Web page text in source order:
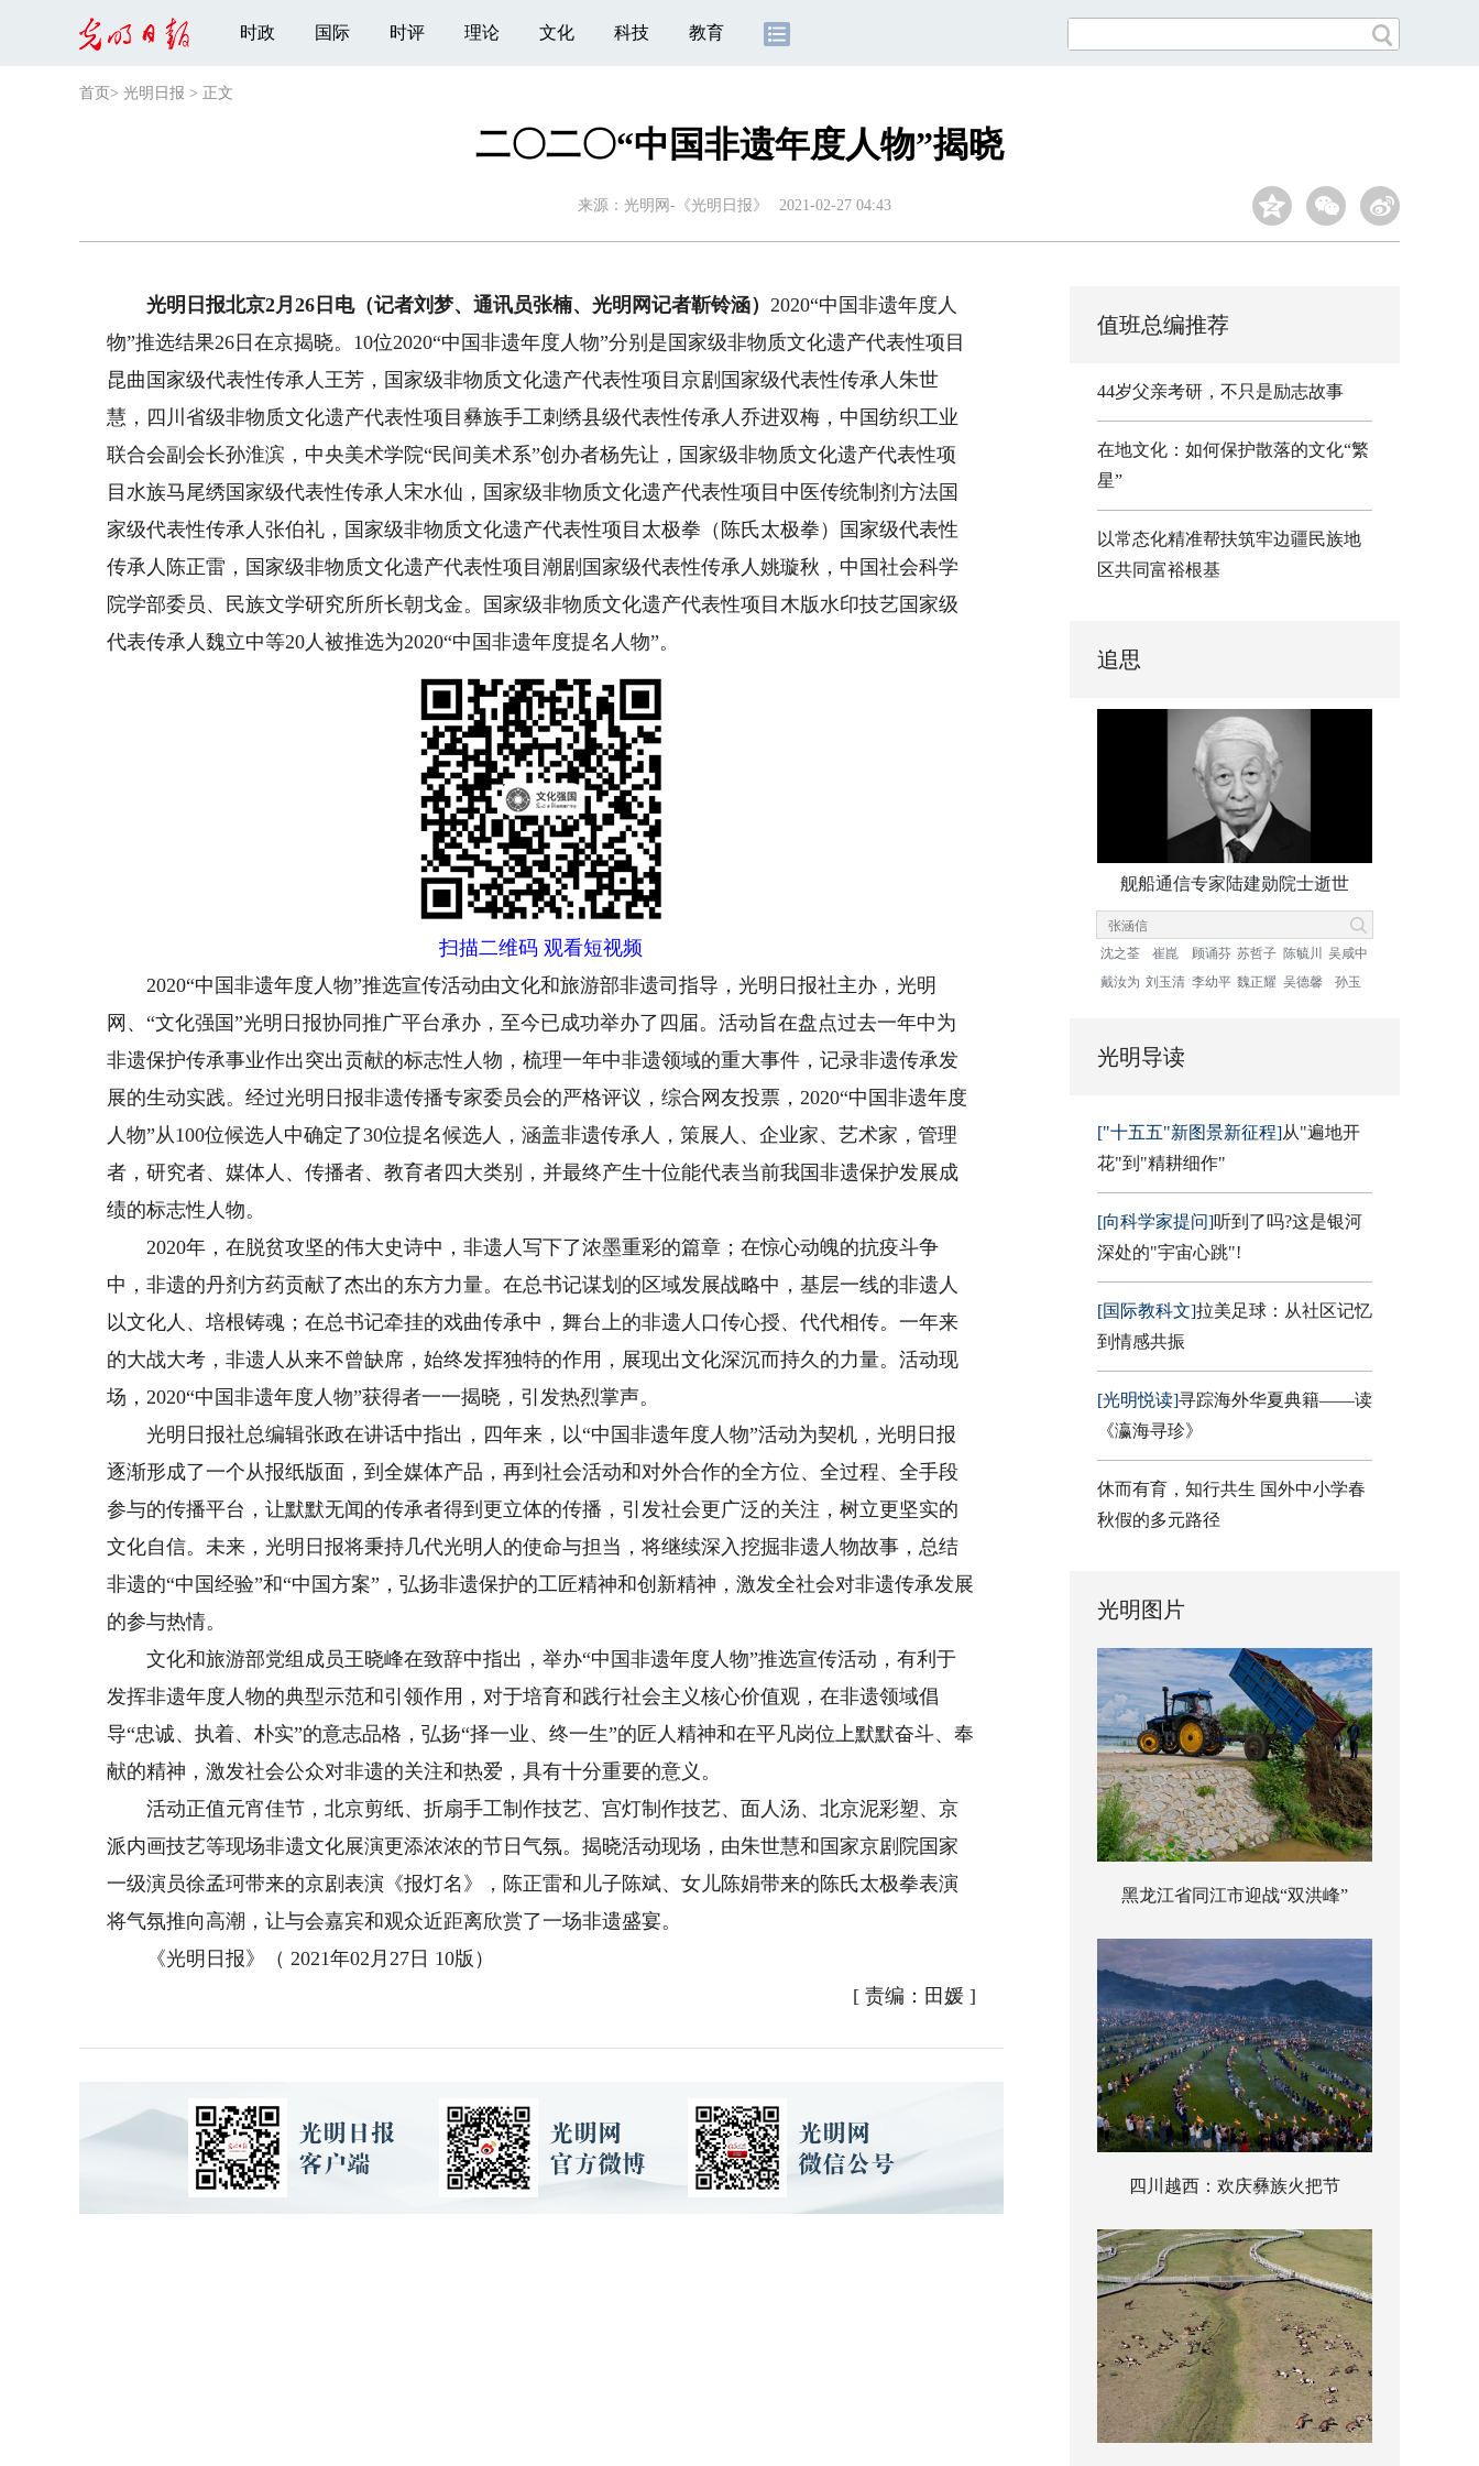
时政 国际 时评 理论 文化 科技 教育
首页 > 光明日报 > 正文
二〇二〇“中国非遗年度人物”揭晓
来源： 光明网-《光明日报》 2021-02-27 04:43
光明日报北京2月26日电（记者刘梦、通讯员张楠、光明网记者靳铃涵）2020“中国非遗年度人
物”推选结果26日在京揭晓。10位2020“中国非遗年度人物”分别是国家级非物质文化遗产代表性项目
昆曲国家级代表性传承人王芳，国家级非物质文化遗产代表性项目京剧国家级代表性传承人朱世
慧，四川省级非物质文化遗产代表性项目彝族手工刺绣县级代表性传承人乔进双梅，中国纺织工业
联合会副会长孙淮滨，中央美术学院“民间美术系”创办者杨先让，国家级非物质文化遗产代表性项
目水族马尾绣国家级代表性传承人宋水仙，国家级非物质文化遗产代表性项目中医传统制剂方法国
家级代表性传承人张伯礼，国家级非物质文化遗产代表性项目太极拳（陈氏太极拳）国家级代表性
传承人陈正雷，国家级非物质文化遗产代表性项目潮剧国家级代表性传承人姚璇秋，中国社会科学
院学部委员、民族文学研究所所长朝戈金。国家级非物质文化遗产代表性项目木版水印技艺国家级
代表传承人魏立中等20人被推选为2020“中国非遗年度提名人物”。
扫描二维码 观看短视频
2020“中国非遗年度人物”推选宣传活动由文化和旅游部非遗司指导，光明日报社主办，光明
网、“文化强国”光明日报协同推广平台承办，至今已成功举办了四届。活动旨在盘点过去一年中为
非遗保护传承事业作出突出贡献的标志性人物，梳理一年中非遗领域的重大事件，记录非遗传承发
展的生动实践。经过光明日报非遗传播专家委员会的严格评议，综合网友投票，2020“中国非遗年度
人物”从100位候选人中确定了30位提名候选人，涵盖非遗传承人，策展人、企业家、艺术家，管理
者，研究者、媒体人、传播者、教育者四大类别，并最终产生十位能代表当前我国非遗保护发展成
绩的标志性人物。
2020年，在脱贫攻坚的伟大史诗中，非遗人写下了浓墨重彩的篇章；在惊心动魄的抗疫斗争
中，非遗的丹剂方药贡献了杰出的东方力量。在总书记谋划的区域发展战略中，基层一线的非遗人
以文化人、培根铸魂；在总书记牵挂的戏曲传承中，舞台上的非遗人口传心授、代代相传。一年来
的大战大考，非遗人从来不曾缺席，始终发挥独特的作用，展现出文化深沉而持久的力量。活动现
场，2020“中国非遗年度人物”获得者一一揭晓，引发热烈掌声。
光明日报社总编辑张政在讲话中指出，四年来，以“中国非遗年度人物”活动为契机，光明日报
逐渐形成了一个从报纸版面，到全媒体产品，再到社会活动和对外合作的全方位、全过程、全手段
参与的传播平台，让默默无闻的传承者得到更立体的传播，引发社会更广泛的关注，树立更坚实的
文化自信。未来，光明日报将秉持几代光明人的使命与担当，将继续深入挖掘非遗人物故事，总结
非遗的“中国经验”和“中国方案”，弘扬非遗保护的工匠精神和创新精神，激发全社会对非遗传承发展
的参与热情。
文化和旅游部党组成员王晓峰在致辞中指出，举办“中国非遗年度人物”推选宣传活动，有利于
发挥非遗年度人物的典型示范和引领作用，对于培育和践行社会主义核心价值观，在非遗领域倡
导“忠诚、执着、朴实”的意志品格，弘扬“择一业、终一生”的匠人精神和在平凡岗位上默默奋斗、奉
献的精神，激发社会公众对非遗的关注和热爱，具有十分重要的意义。
活动正值元宵佳节，北京剪纸、折扇手工制作技艺、宫灯制作技艺、面人汤、北京泥彩塑、京
派内画技艺等现场非遗文化展演更添浓浓的节日气氛。揭晓活动现场，由朱世慧和国家京剧院国家
一级演员徐孟珂带来的京剧表演《报灯名》，陈正雷和儿子陈斌、女儿陈娟带来的陈氏太极拳表演
将气氛推向高潮，让与会嘉宾和观众近距离欣赏了一场非遗盛宴。
《光明日报》（ 2021年02月27日 10版）
[ 责编：田媛]
值班总编推荐
44岁父亲考研，不只是励志故事
在地文化：如何保护散落的文化“繁
星”
以常态化精准帮扶筑牢边疆民族地
区共同富裕根基
追思
舰船通信专家陆建勋院士逝世
沈之荃 崔崑 顾诵芬 苏哲子 陈毓川
吴咸中
戴汝为 刘玉清 李幼平 魏正耀 吴德馨 孙玉
光明导读
["十五五"新图景新征程]从"遍地开
花"到"精耕细作"
[向科学家提问]听到了吗?这是银河
深处的"宇宙心跳"!
[国际教科文]拉美足球：从社区记忆
到情感共振
[光明悦读]寻踪海外华夏典籍——读
《瀛海寻珍》
休而有育，知行共生 国外中小学春
秋假的多元路径
光明图片
黑龙江省同江市迎战“双洪峰”
四川越西：欢庆彝族火把节